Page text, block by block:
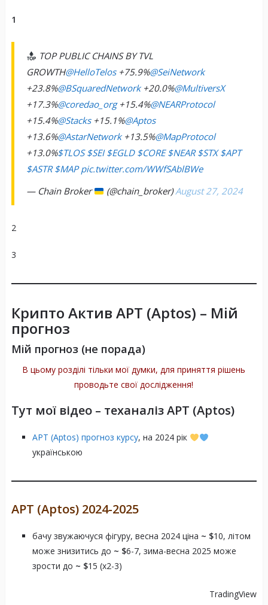
Crypto_Analyst
Market_Watcher
1
TOP PUBLIC CHAINS BY TVL
GROWTH@HelloTelos+75.9%@SeiNetwork
+23.8%@BSquaredNetwork+20.0%@MultiversX
+17.3%@coredao_org+15.4%@NEARProtocol
+15.4%@Stacks+15.1%@Aptos
+13.6%@AstarNetwork+13.5%@MapProtocol
+13.0%$TLOS $SEI $EGLD $CORE $NEAR $STX $APT
$ASTR $MAP pic.twitter.com/WWfSAblBWe
— Chain Broker
(@chain_broker)August 27, 2024
2
3
Крипто Актив APT (Aptos) – Мій
прогноз
Мій прогноз (не порада)
В цьому розділі тільки мої думки, для приняття рішень
проводьте свої дослідження!
Тут мої відео – теханаліз APT (Aptos)
APT (Aptos) прогноз курсу, на 2024 рік
українською
APT (Aptos) 2024-2025
бачу звужаючуся фігуру, весна 2024 ціна ~ $10, літом
може знизитись до ~ $6-7, зима-весна 2025 може
зрости до ~ $15 (х2-3)
TradingView